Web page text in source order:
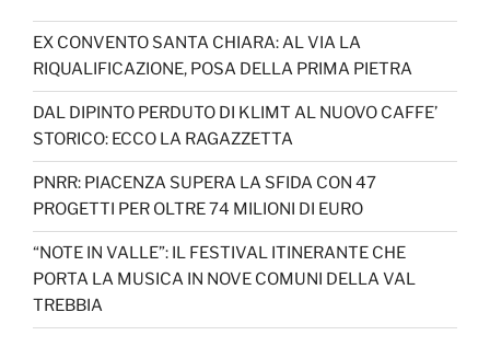
EX CONVENTO SANTA CHIARA: AL VIA LA
RIQUALIFICAZIONE, POSA DELLA PRIMA PIETRA
DAL DIPINTO PERDUTO DI KLIMT AL NUOVO CAFFE’
STORICO: ECCO LA RAGAZZETTA
PNRR: PIACENZA SUPERA LA SFIDA CON 47
PROGETTI PER OLTRE 74 MILIONI DI EURO
“NOTE IN VALLE”: IL FESTIVAL ITINERANTE CHE
PORTA LA MUSICA IN NOVE COMUNI DELLA VAL
TREBBIA